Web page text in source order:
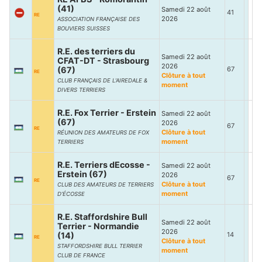
RE
(41)
ASSOCIATION FRANÇAISE DES
BOUVIERS SUISSES
Samedi 22 août
2026
41
RE
R.E. des terriers du
CFAT-DT - Strasbourg
(67)
CLUB FRANÇAIS DE L’AIREDALE &
DIVERS TERRIERS
Samedi 22 août
2026
Clôture à tout
moment
67
RE
R.E. Fox Terrier - Erstein
(67)
RÉUNION DES AMATEURS DE FOX
TERRIERS
Samedi 22 août
2026
Clôture à tout
moment
67
RE
R.E. Terriers dEcosse -
Erstein (67)
CLUB DES AMATEURS DE TERRIERS
D’ÉCOSSE
Samedi 22 août
2026
Clôture à tout
moment
67
RE
R.E. Staffordshire Bull
Terrier - Normandie
(14)
STAFFORDSHIRE BULL TERRIER
CLUB DE FRANCE
Samedi 22 août
2026
Clôture à tout
moment
14